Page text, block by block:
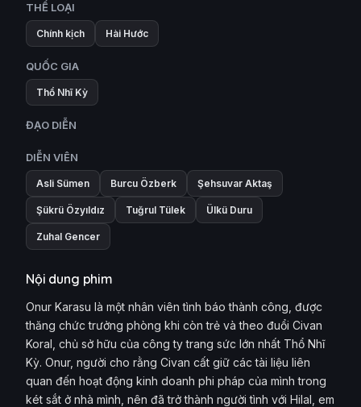
THỂ LOẠI
Chính kịch Hài Hước
QUỐC GIA
Thổ Nhĩ Kỳ
ĐẠO DIỄN
DIỄN VIÊN
Asli Sümen Burcu Özberk Şehsuvar Aktaş
Şükrü Özyıldız Tuğrul Tülek Ülkü Duru
Zuhal Gencer
Nội dung phim
Onur Karasu là một nhân viên tình báo thành công, được
thăng chức trưởng phòng khi còn trẻ và theo đuổi Civan
Koral, chủ sở hữu của công ty trang sức lớn nhất Thổ Nhĩ
Kỳ. Onur, người cho rằng Civan cất giữ các tài liệu liên
quan đến hoạt động kinh doanh phi pháp của mình trong
két sắt ở nhà mình, nên đã trở thành người tình với Hilal, em